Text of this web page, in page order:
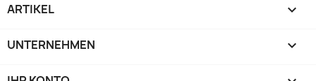
ARTIKEL 
UNTERNEHMEN 